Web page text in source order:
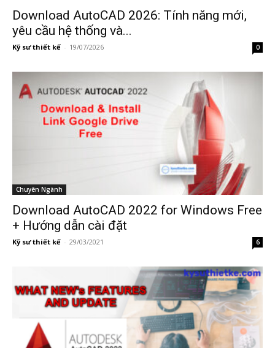
Download AutoCAD 2026: Tính năng mới,
yêu cầu hệ thống và...
Kỹ sư thiết kế - 19/07/2026 0
Chuyên Ngành
Download AutoCAD 2022 for Windows Free
+ Hướng dẫn cài đặt
Kỹ sư thiết kế - 29/03/2021 6